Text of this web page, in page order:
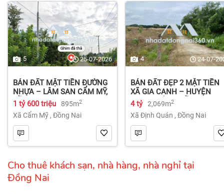
5 25-07-2026
BÁN ĐẤT MẶT TIỀN ĐƯỜNG
NHỰA – LÂM SAN CẨM MỸ,
ĐỒNG NAI.
1 tỷ 600 triệu 895m2
Xã Cẩm Mỹ , Đồng Nai
4 24-07-
BÁN ĐẤT ĐẸP 2 MẶT TIỀN
XÃ GIA CANH – HUYỆN
ĐỊNH QUÁN – ĐỒNG NAI dt
2.069m² 4 tỷ
4 tỷ 2,069m2
Xã Định Quán , Đồng Nai
Cho thuê khách sạn, nhà hàng, nhà nghỉ tại
Đồng Nai